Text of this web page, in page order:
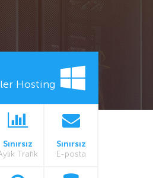
Hosting
Sınırsız
Trafik
Sınırsız
E-posta